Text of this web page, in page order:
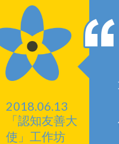
2018.06.13
「認知友善大
使」工作坊